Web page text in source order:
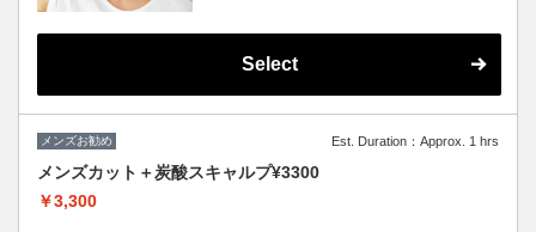
眉毛のお手入れもついてるのですっきり爽や
かな印象になります！！
Select
メンズお勧め Est. Duration：Approx. 1 hrs
メンズカット＋炭酸スキャルプ¥3300
￥3,300